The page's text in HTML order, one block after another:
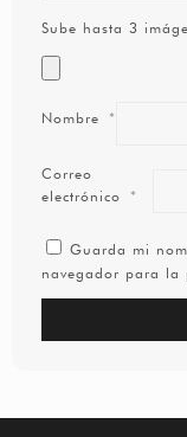
Sube hasta 3
Nombre *
Correo
electrónico *
Guarda mi
navegador para la